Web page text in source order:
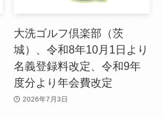
大洗ゴルフ倶楽部（茨
城）、令和8年10月1日より
名義登録料改定、令和9年
度分より年会費改定
2026年7月3日